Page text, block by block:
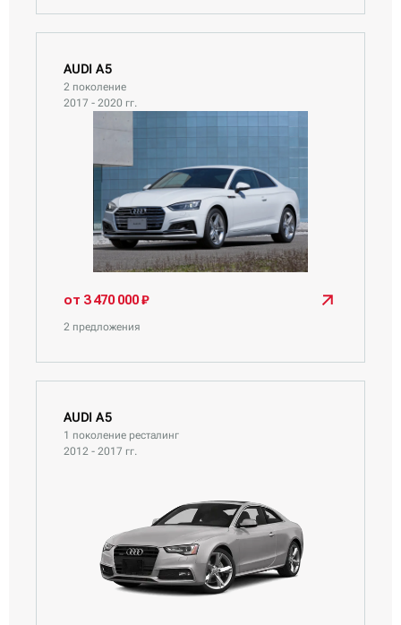
AUDI A5
2 поколение
2017 - 2020 гг.
от 3 470 000 ₽
2 предложения
AUDI A5
1 поколение ресталинг
2012 - 2017 гг.